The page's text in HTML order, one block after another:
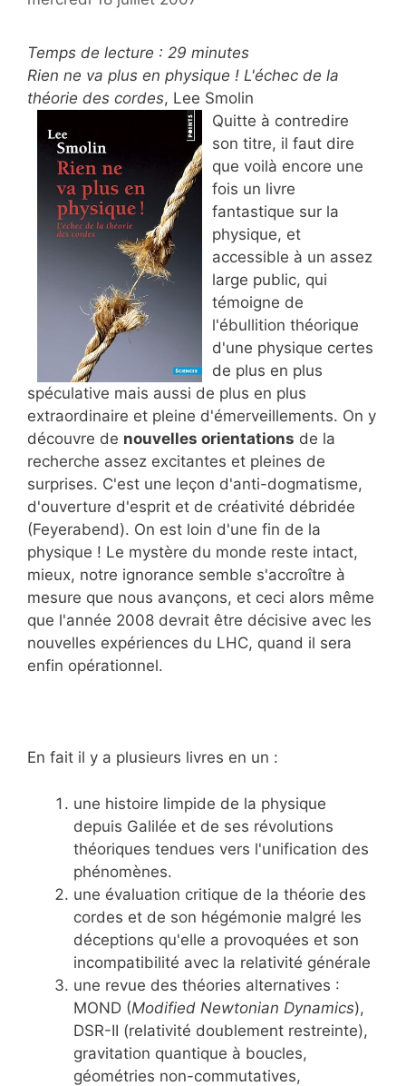
Temps de lecture : 29 minutes
Rien ne va plus en physique ! L'échec de la
théorie des cordes, Lee Smolin
Quitte à contredire
son titre, il faut dire
que voilà encore une
fois un livre
fantastique sur la
physique, et
accessible à un assez
large public, qui
témoigne de
l'ébullition théorique
d'une physique certes
de plus en plus
spéculative mais aussi de plus en plus
extraordinaire et pleine d'émerveillements. On y
découvre de nouvelles orientations de la
recherche assez excitantes et pleines de
surprises. C'est une leçon d'anti-dogmatisme,
d'ouverture d'esprit et de créativité débridée
(Feyerabend). On est loin d'une fin de la
physique ! Le mystère du monde reste intact,
mieux, notre ignorance semble s'accroître à
mesure que nous avançons, et ceci alors même
que l'année 2008 devrait être décisive avec les
nouvelles expériences du LHC, quand il sera
enfin opérationnel.
En fait il y a plusieurs livres en un :
une histoire limpide de la physique
depuis Galilée et de ses révolutions
théoriques tendues vers l'unification des
phénomènes.
une évaluation critique de la théorie des
cordes et de son hégémonie malgré les
déceptions qu'elle a provoquées et son
incompatibilité avec la relativité générale
une revue des théories alternatives :
MOND (Modified Newtonian Dynamics),
DSR-II (relativité doublement restreinte),
gravitation quantique à boucles,
géométries non-commutatives,